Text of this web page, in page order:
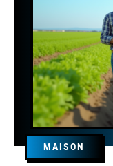
MAISON